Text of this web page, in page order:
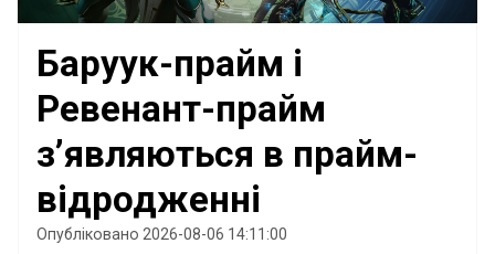
Баруук-прайм і
Ревенант-прайм
з’являються в прайм-
відродженні
Опубліковано 2026-08-06 14:11:00